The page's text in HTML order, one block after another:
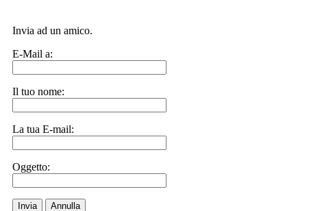
Invia ad un amico.
E-Mail a:
Il tuo nome:
La tua E-mail:
Oggetto:
Invia Annulla